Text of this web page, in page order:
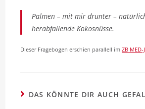
Palmen – mit mir drunter –
herabfallende Kokosnüsse.
Dieser Fragebogen erschien parallell imZB
DAS KÖNNTE DIR AUCH